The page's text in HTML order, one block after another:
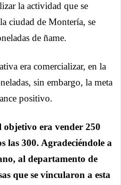
la actividad que se
ciudad de Montería, se
de ñame.
era comercializar, en la
sin embargo, la meta
positivo.
objetivo era vender 250
las 300. Agradeciéndole a
al departamento de
que se vincularon a esta